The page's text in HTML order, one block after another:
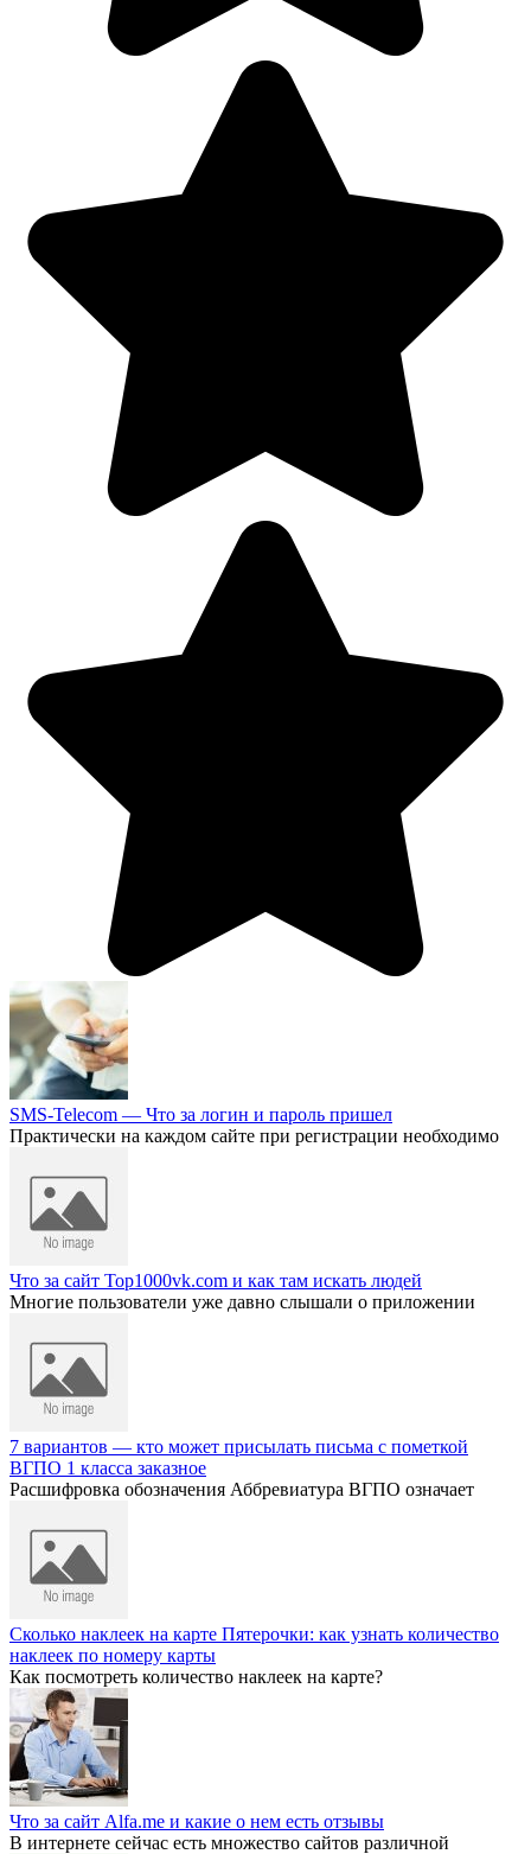
SMS-Telecom — Что за логин и пароль пришел
Практически на каждом сайте при регистрации необходимо
Что за сайт Top1000vk.com и как там искать людей
Многие пользователи уже давно слышали о приложении
7 вариантов — кто может присылать письма с пометкой
ВГПО 1 класса заказное
Расшифровка обозначения Аббревиатура ВГПО означает
Сколько наклеек на карте Пятерочки: как узнать количество
наклеек по номеру карты
Как посмотреть количество наклеек на карте?
Что за сайт Alfa.me и какие о нем есть отзывы
В интернете сейчас есть множество сайтов различной